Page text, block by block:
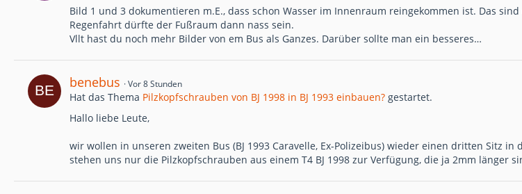
Bild 1 und 3 dokumentieren m.E., dass schon Wasser im Innenraum reingekommen ist. Das
Regenfahrt dürfte der Fußraum dann nass sein.
Vllt hast du noch mehr Bilder von em Bus als Ganzes. Darüber sollte man ein besseres…
benebus Vor 8 Stunden
Hat das Thema Pilzkopfschrauben von BJ 1998 in BJ 1993 einbauen? gestartet.
Hallo liebe Leute,
wir wollen in unseren zweiten Bus (BJ 1993 Caravelle, Ex-Polizeibus) wieder einen dritten Sitz
stehen uns nur die Pilzkopfschrauben aus einem T4 BJ 1998 zur Verfügung, die ja 2mm länger